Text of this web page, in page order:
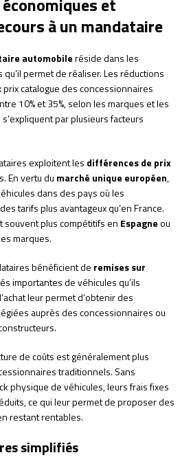
à un mandataire
automobileréside dans les
permet de réaliser. Les réductions
catalogue des concessionnaires
10% et 35%, selon les marques et les
par plusieurs facteurs
exploitent les différences de prix
En vertu du marché unique européen,
dans des pays où les
tarifs plus avantageux qu’en France.
souvent plus compétitifs en Espagneou
marques.
bénéficient de remises sur
importantes de véhicules qu’ils
leur permet d’obtenir des
auprès des concessionnaires ou
de coûts est généralement plus
traditionnels. Sans
physique de véhicules, leurs frais fixes
ce qui leur permet de proposer des
restant rentables.
simplifiés